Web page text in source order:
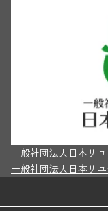
一般社団法人日本リ
一般社団法人日本リ